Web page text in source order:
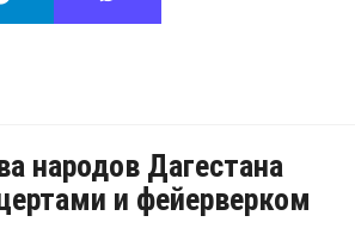
народов Дагестана
и фейерверком